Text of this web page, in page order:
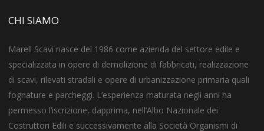
CHI SIAMO
Marell Scavi nasce del 1986 come azienda del settore edile e
specializzata in opere di demolizione di fabbricati, realizzazione
di scavi, rilevati stradali e opere di urbanizzazione primaria quali
fognature e parcheggi. L’esperienza maturata negli anni ha
permesso l’iscrizione, dapprima, nell’Albo Nazionale dei
Costruttori Edili e successivamente alla Società Organismi di